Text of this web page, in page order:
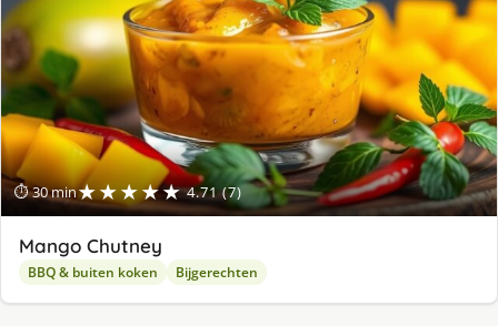
⏱ 30 min★★★★★ 4.71 (7)
Mango Chutney
BBQ & buiten koken Bijgerechten